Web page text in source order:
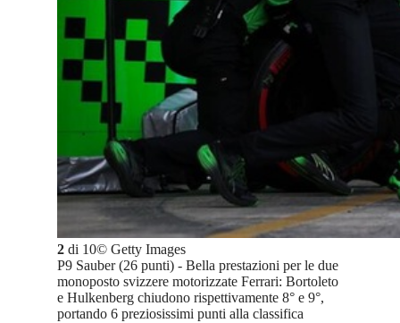
2 di 10© Getty Images
P9 Sauber (26 punti) - Bella prestazioni per le due
monoposto svizzere motorizzate Ferrari: Bortoleto
e Hulkenberg chiudono rispettivamente 8° e 9°,
portando 6 preziosissimi punti alla classifica